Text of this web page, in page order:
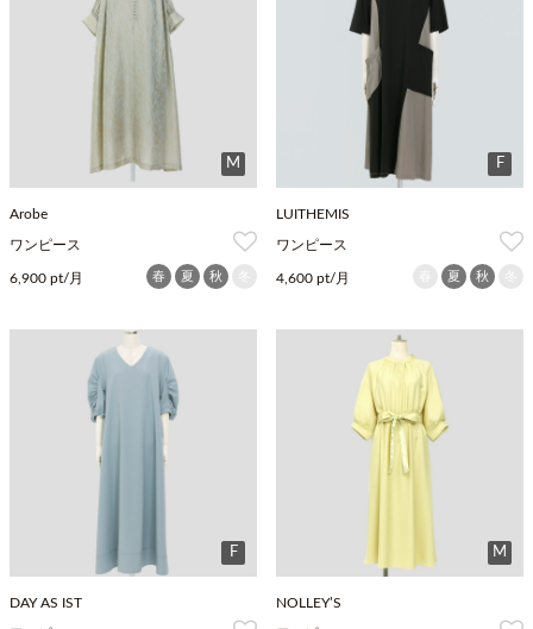
M
Arobe
ワンピース
6,900 pt/月 春 夏 秋
F
LUITHEMIS
ワンピース
4,600 pt/月 夏 秋
F
DAY AS IST
M
NOLLEY’S